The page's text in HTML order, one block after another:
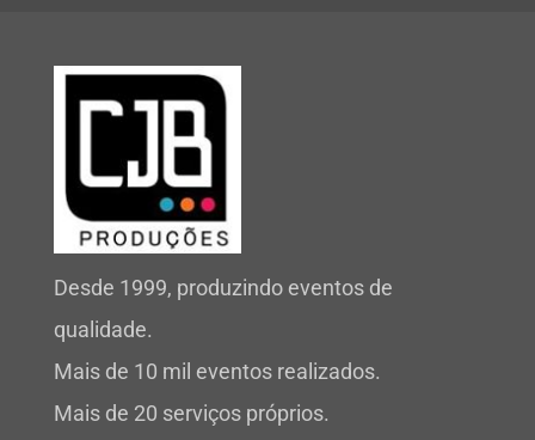
Desde 1999, produzindo eventos de
qualidade.
Mais de 10 mil eventos realizados.
Mais de 20 serviços próprios.